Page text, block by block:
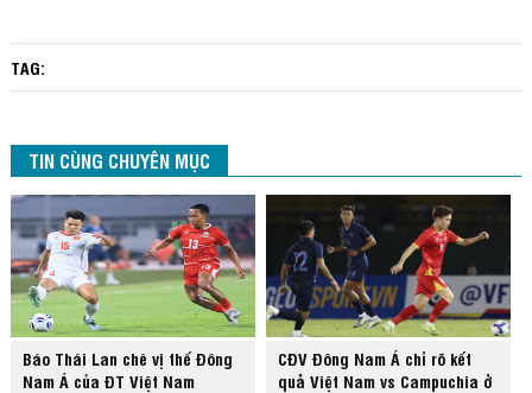
TAG:
TIN CÙNG CHUYÊN MỤC
Báo Thái Lan chê vị thế Đông
Nam Á của ĐT Việt Nam
CĐV Đông Nam Á chỉ rõ kết
quả Việt Nam vs Campuchia ở